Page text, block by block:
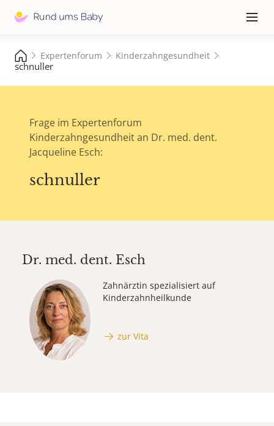
≡
Expertenforum Kinderzahngesundheit
schnuller
Frage im Expertenforum
Kinderzahngesundheit an Dr. med. dent.
Jacqueline Esch:
schnuller
Dr. med. dent. Esch
Zahnärztin spezialisiert auf
Kinderzahnheilkunde
zur Vita